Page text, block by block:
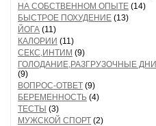
НА СОБСТВЕННОМ ОПЫТЕ (14)
БЫСТРОЕ ПОХУДЕНИЕ (13)
ЙОГА (11)
КАЛОРИИ (11)
СЕКС,ИНТИМ (9)
ГОЛОДАНИЕ,РАЗГРУЗОЧНЫЕ ДНИ
(9)
ВОПРОС-ОТВЕТ (9)
БЕРЕМЕННОСТЬ (4)
ТЕСТЫ (3)
МУЖСКОЙ СПОРТ (2)